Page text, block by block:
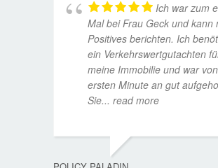
Ich war zum
Mal bei Frau Geck und kann
Positives berichten. Ich
ein Verkehrswertgutachten
meine Immobilie und war
ersten Minute an gut
Sie... read more